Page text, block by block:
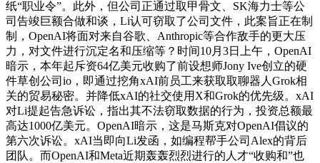
纸“职业令”。此外，但公司正通过取甲骨文、SK海力士等公
司告竣巨额合做和谈，Li认可窃取了公司文件，此案旨正在制
制，OpenAI将面对来自谷歌、Anthropic等合作敌手的更大压
力，对文件进行沉定名和压缩等？时间10月3日上午，OpenAI
暗示，本年起斥资64亿美元收购了前设想师Jony Ive创立的硬
件草创公司io，即通过挖角xAI前员工来获取取聊器人Grok相
关的贸易秘密。并降低xAI的社交使用X和Grok的优先级。xAI
对Li提起告急诉讼，指出其不法窃取数据的行为，投资总额最
高达1000亿美元。OpenAI暗示，这是马斯克对OpenAI倡议的
第六次诉讼。xAI当即向Li发函，如编程帮手公司Alex的背后
团队。而OpenAI和Meta近期轰轰烈烈进行的人才“收购和”也